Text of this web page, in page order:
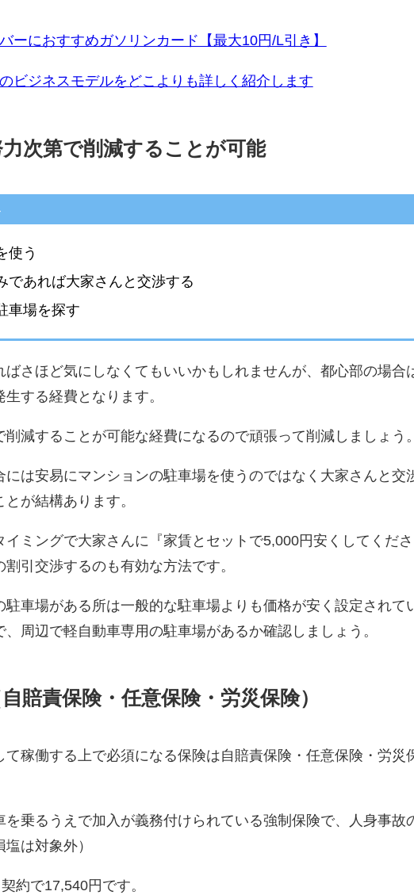
ーにおすすめガソリンカード【最大10円/L引き】
ビジネスモデルをどこよりも詳しく紹介します
次第で削減することが可能
使う
であれば大家さんと交渉する
車場を探す
ばさほど気にしなくてもいいかもしれませんが、都心部の場合
する経費となります。
減することが可能な経費になるので頑張って削減しましょう。
には安易にマンションの駐車場を使うのではなく大家さんと交
が結構あります。
イミングで大家さんに『家賃とセットで5,000円安くしてくださ
引交渉するのも有効な方法です。
駐車場がある所は一般的な駐車場よりも価格が安く設定されて
周辺で軽自動車専用の駐車場があるか確認しましょう。
賠責保険・任意保険・労災保険）
て稼働する上で必須になる保険は自賠責保険・任意保険・労災
を乗るうえで加入が義務付けられている強制保険で、人身事故
は対象外）
約で17,540円です。